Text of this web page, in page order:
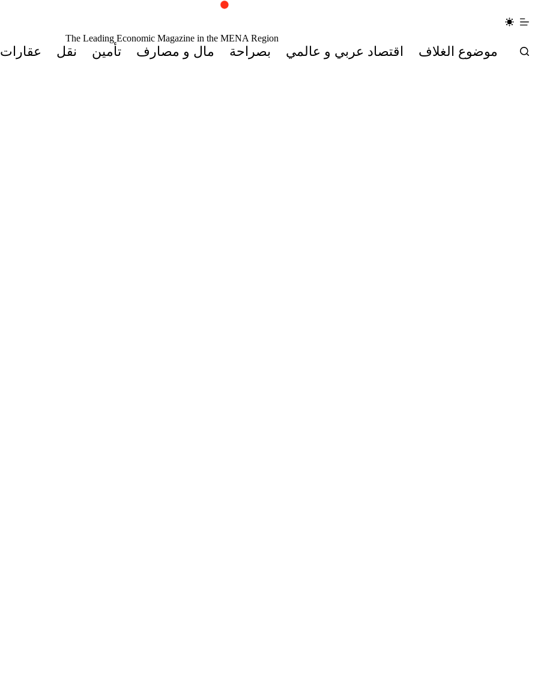
إلى
المحتوى
The Leading Economic Magazine in the MENA Region
موضوع الغلاف اقتصاد عربي و عالمي بصراحة مال و مصارف تأمين نقل عقارات